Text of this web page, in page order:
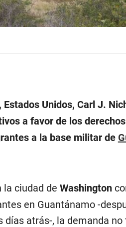
Unidos, Carl J.
a favor de los
a la base militar de
la ciudad de Washington
en Guantánamo -
atrás-, la demanda no